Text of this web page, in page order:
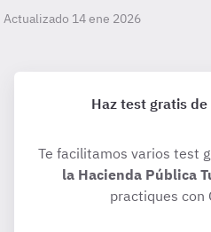
Actualizado 14 ene 2026
Haz test gratis de
Te facilitamos varios test
la Hacienda Pública
practiques con